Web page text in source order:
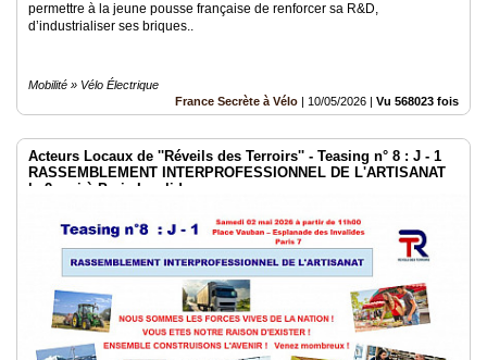
permettre à la jeune pousse française de renforcer sa R&D,
d’industrialiser ses briques..
Mobilité » Vélo Électrique
France Secrète à Vélo | 10/05/2026 | Vu 568023 fois
Acteurs Locaux de ''Réveils des Terroirs'' - Teasing n° 8 : J - 1
RASSEMBLEMENT INTERPROFESSIONNEL DE L'ARTISANAT
le 2 mai à Paris Invalides